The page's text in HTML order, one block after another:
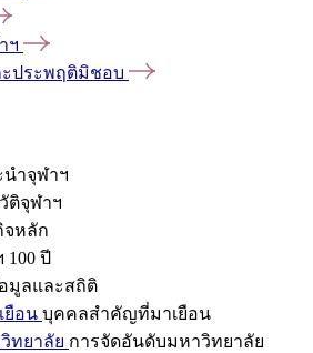
ฯ
ะประพฤติมิชอบ
นำจุฬาฯ
ติจุฬาฯ
จหลัก
100 ปี
มูลและสถิติ
ยือน บุคคลสำคัญที่มาเยือน
ทยาลัย การจัดอันดับมหาวิทยาลัย